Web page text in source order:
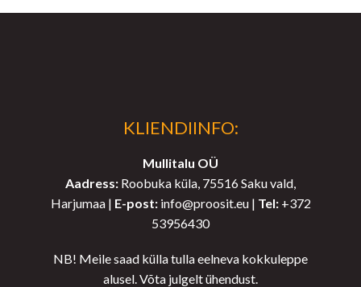
KLIENDIINFO:
Mullitalu OÜ
Aadress: Roobuka küla, 75516 Saku vald,
Harjumaa | E-post:info@proosit.eu | Tel:+372
53956430
NB! Meile saad külla tulla eelneva kokkuleppe
alusel. Võta julgelt ühendust.